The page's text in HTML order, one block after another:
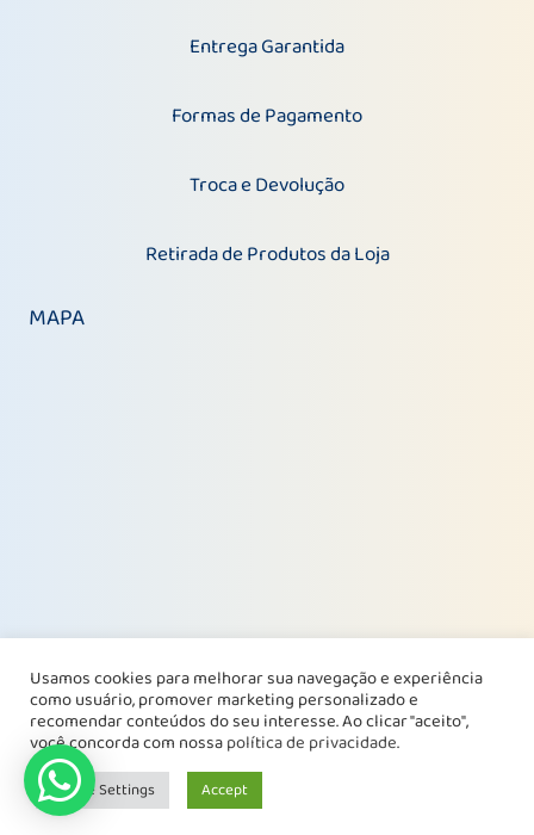
Entrega Garantida
Formas de Pagamento
Troca e Devolução
Retirada de Produtos da Loja
MAPA
© 2022 Fermazon de Goiás. Todos os direitos reservados.
Usamos cookies para melhorar sua navegação e experiência
como usuário, promover marketing personalizado e
recomendar conteúdos do seu interesse. Ao clicar "aceito",
você concorda com nossapolítica de privacidade.
Cookie Settings Accept